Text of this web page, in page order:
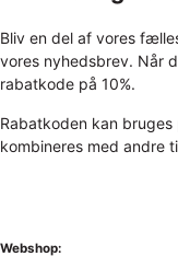
Bliv en del af vores
vores nyhedsbrev. Når
rabatkode på 10%.
Rabatkoden kan
kombineres med andre
Webshop: